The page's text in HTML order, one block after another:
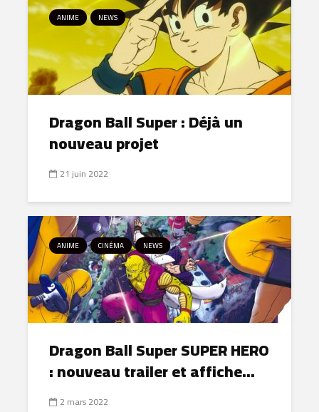
ANIME NEWS
Dragon Ball Super : Déjà un
nouveau projet
21 juin 2022
ANIME CINÉMA NEWS
Dragon Ball Super SUPER HERO
: nouveau trailer et affiche...
2 mars 2022